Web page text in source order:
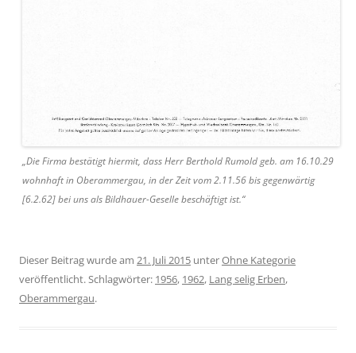
„Die Firma bestätigt hiermit, dass Herr Berthold Rumold geb. am 16.10.29
wohnhaft in Oberammergau, in der Zeit vom 2.11.56 bis gegenwärtig
[6.2.62] bei uns als Bildhauer-Geselle beschäftigt ist.“
Dieser Beitrag wurde am 21. Juli 2015 unterOhne Kategorie
veröffentlicht. Schlagwörter: 1956, 1962, Lang selig Erben,
Oberammergau.